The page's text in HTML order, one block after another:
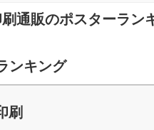
刷通販のポスターラン
ンキング
刷